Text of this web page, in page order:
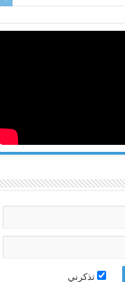
تذكرني